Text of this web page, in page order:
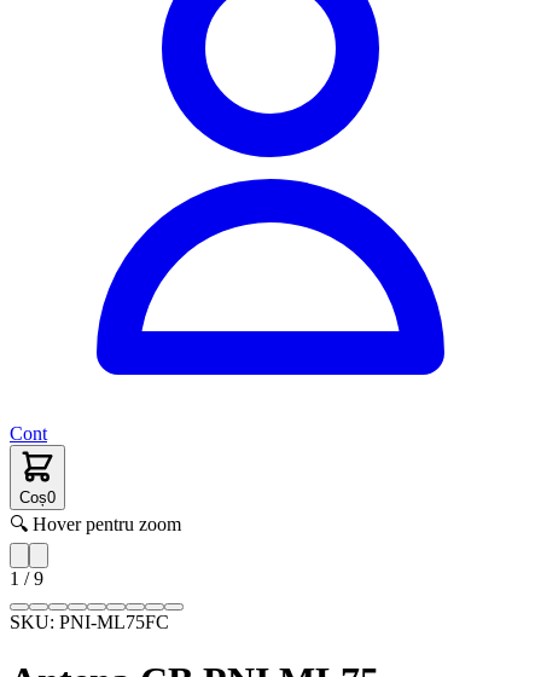
Cont
Coș0
🔍 Hover pentru zoom
1 /9
SKU: PNI-ML75FC